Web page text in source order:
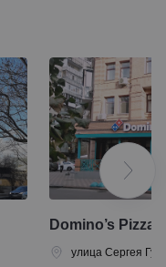
Domino’s Pizza
улица Сергея